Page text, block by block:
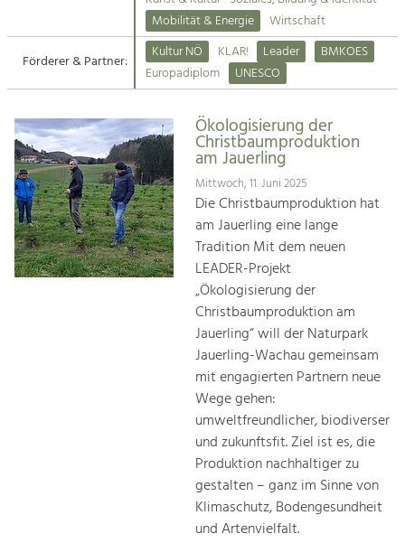
Suche
Impressum
Kontakt
Tourismus
Angebotsentwicklung und
Kunst & Kultur
Handwerk, Wissenschaft und Forschung.
Soziales, Bildung &
Identität
Gleichberechtigung, Jugend und
Integration
Mobilität & Energie
Klimawandel, öffentlicher Verkehr und
Steigerung regionaler Wertschöpfung
Mobilität & Energie
Wirtschaft
Förderer & Partner:
Kultur NÖ KLAR! Leader
BMKOES
Europadiplom
UNESCO
Ökologisierung der
Christbaumproduktion
am Jauerling
Mittwoch, 11. Juni 2025
Die Christbaumproduktion hat
am Jauerling eine lange
Tradition Mit dem neuen
LEADER-Projekt
„Ökologisierung der
Christbaumproduktion am
Jauerling“ will der Naturpark
Jauerling-Wachau gemeinsam
mit engagierten Partnern neue
Wege gehen:
umweltfreundlicher, biodiverser
und zukunftsfit. Ziel ist es, die
Produktion nachhaltiger zu
gestalten – ganz im Sinne von
Klimaschutz, Bodengesundheit
und Artenvielfalt.